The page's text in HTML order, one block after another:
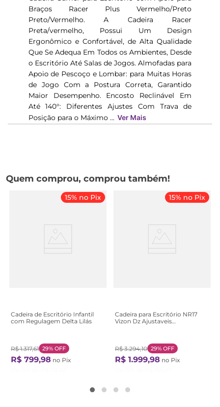
Braços Racer Plus Vermelho/Preto
Preto/Vermelho. A Cadeira Racer
Preta/vermelho, Possui Um Design
Ergonômico e Confortável, de Alta Qualidade
Que Se Adequa Em Todos os Ambientes, Desde
o Escritório Até Salas de Jogos. Almofadas para
Apoio de Pescoço e Lombar: para Muitas Horas
de Jogo Com a Postura Correta, Garantido
Maior Desempenho. Encosto Reclinável Em
Até 140°: Diferentes Ajustes Com Trava de
Posição para o Máximo ... Ver Mais
Quem comprou, comprou também!
15% no Pix
Cadeira de Escritório Infantil
com Regulagem Delta Lilás
R$ 1.317,61 29% OFF
R$ 799,98 no Pix
15% no Pix
Cadeira para Escritório NR17
Vizon Dz Ajustaveis
R$ 3.294,10 29% OFF
R$ 1.999,98 no Pix